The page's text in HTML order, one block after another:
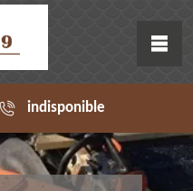
indisponible